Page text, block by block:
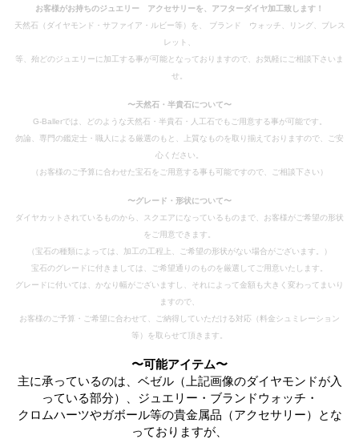
お客様がお持ちのジュエリー アクセサリーを、アフターダイヤ加工致します！
天然石（ダイヤモンド・サファイア・ルビー等）を、 ブランド ウォッチ、リング、ブレス
レット、
等、殆どのジュエリーに加工する事が可能となっておりますので、お気軽にご相談下さいま
せ。
〜天然石・半貴石について〜
G-Ballerでは、どのような天然石・半貴石・人工石でもご用意する事が可能です。
勿論、専門の鑑定士・職人による厳選のもと、上質なものを取り揃えておりますので、ご安
心ください。
（お客様のご予算に合わせた宝石をご用意する事も可能ですので、ご相談下さい）
〜グレード・形状について〜
ダイヤカットされているものから、スクエアになっているものまで、お客様がご希望の形状
をご用意できます。
（宝石の種類によっては、加工の工程上、ご希望の形状がない場合がございます。）
宝石のグレードに付きましては、ご希望通りのものを厳選してご用意いたします。
グレードに付いては、かなり幅がございますし、それによって金額も大きく変わってまいり
ますので、
お客様のご予算・ご希望に合わせて、ご納得していただける対応（料金シュミレーション
等）を取らせて頂きます。
〜可能アイテム〜
主に承っているのは、ベゼル（上記画像のダイヤモンドが入
っている部分）、ジュエリー・ブランドウォッチ・
クロムハーツやガボール等の貴金属品（アクセサリー）とな
っておりますが、